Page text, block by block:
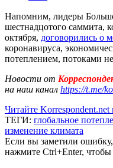
Напомним, лидеры
шестнадцотого саммита,
октября, договорились о
коронавируса,
потеплением, потоками
Новости от
на наш канал https://t.me/
Читайте
ТЕГИ: глобальное
изменение климата
Если вы заметили
нажмите Ctrl+Enter,